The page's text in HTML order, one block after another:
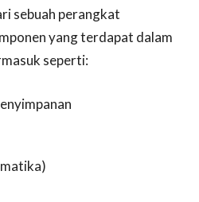
sebuah perangkat
yang terdapat dalam
seperti: